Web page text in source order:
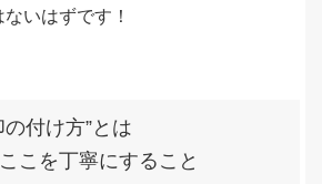
いはずです！
付け方”とは
こを丁寧にすること